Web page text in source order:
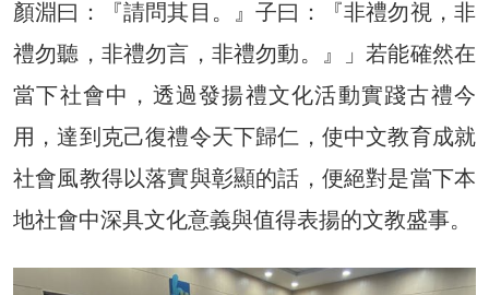
顏淵曰：『請問其目。』子曰：『非禮勿視，非
禮勿聽，非禮勿言，非禮勿動。』」若能確然在
當下社會中，透過發揚禮文化活動實踐古禮今
用，達到克己復禮令天下歸仁，使中文教育成就
社會風教得以落實與彰顯的話，便絕對是當下本
地社會中深具文化意義與值得表揚的文教盛事。